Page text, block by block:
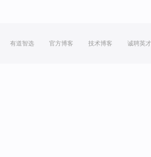
有道智选 官方博客 技术博客 诚聘英才